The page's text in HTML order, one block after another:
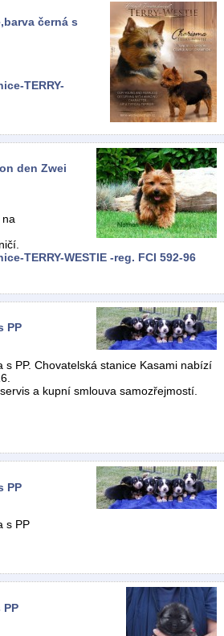
černá s
TERRY-
den Zwei
TERRY-WESTIE -reg. FCI 592-96
PP
PP. Chovatelská stanice Kasami nabízí
a kupní smlouva samozřejmostí.
PP
s PP